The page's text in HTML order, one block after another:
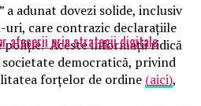
a adunat dovezi solide, inclusiv
care contrazic declarațiile
poliție. Aceste informații ridică
democratică, privind
forțelor de ordine (aici),
afacerii prin strategii digitale